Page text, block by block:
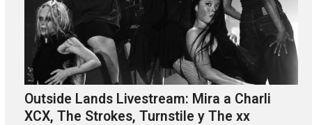
Outside Lands Livestream: Mira a Charli
XCX, The Strokes, Turnstile y The xx